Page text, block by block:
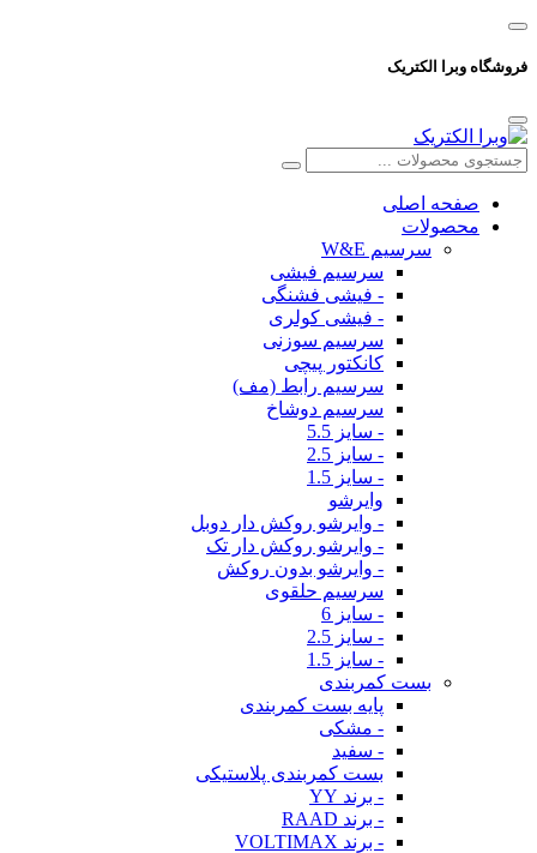
فروشگاه وبرا الکتریک
صفحه اصلی
محصولات
سرسیم W&E
سرسیم فیشی
- فیشی فشنگی
- فیشی کولری
سرسیم سوزنی
کانکتور پیچی
سرسیم رابط (مف)
سرسیم دوشاخ
- سایز 5.5
- سایز 2.5
- سایز 1.5
وایرشو
- وایرشو روکش دار دوبل
- وایرشو روکش دار تک
- وایرشو بدون روکش
سرسیم حلقوی
- سایز 6
- سایز 2.5
- سایز 1.5
بست کمربندی
پایه بست کمربندی
- مشکی
- سفید
بست کمربندی پلاستیکی
- برند YY
- برند RAAD
- برند VOLTIMAX